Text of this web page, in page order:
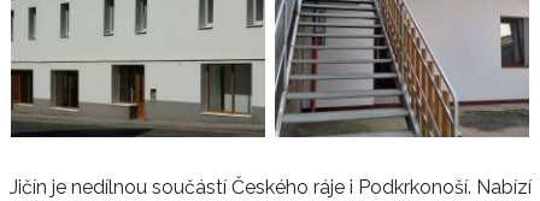
Jičín je nedílnou součástí Českého ráje i Podkrkonoší. Nabízí